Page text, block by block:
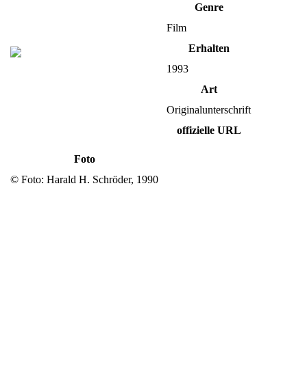
Genre
Film
Erhalten
1993
Art
Originalunterschrift
offizielle URL
Foto
© Foto: Harald H. Schröder, 1990